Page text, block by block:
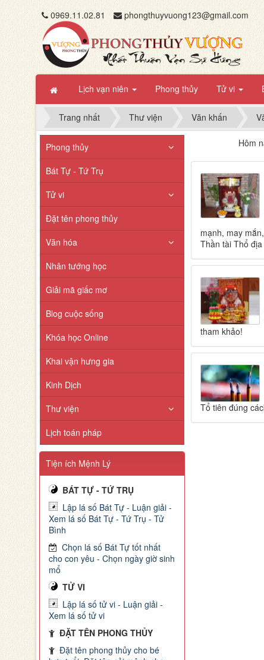
Lịch vạn niên Phong thủy Tử vi
0969.11.02.81 phongthuyvuong123@gmail.com
Trang nhất Thư viện Văn khấn
Hôm
mạnh, may
Thần tài Thổ
tham khảo!
Tổ tiên đúng
Phong thủy
Bát Tự - Tứ Trụ
Tử vi
Đặt tên phong thủy
Văn hóa
Nhân tướng học
Giải mã giấc mơ
Blog cuộc sống
Khóa học Online
Khai vận hưng gia
Kinh Dịch
Thư viện
Lịch toán pháp
Tiện ích Mệnh Lý
BÁT TỰ - TỨ TRỤ
Lập lá số Bát Tự - Luận giải -
Xem lá số Bát Tự - Tứ Trụ - Tử
Bình
Chọn lá số Bát Tự tốt nhất
cho con yêu - Chọn ngày giờ sinh
mổ
TỬ VI
Lập lá số tử vi - Luận giải -
Xem lá số tử vi
ĐẶT TÊN PHONG THỦY
Đặt tên phong thủy cho bé